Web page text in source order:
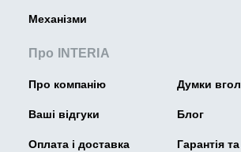
Механізми
Про INTERIA
Про компанію Думки
Ваші відгуки Блог
Оплата і доставка Гарантія